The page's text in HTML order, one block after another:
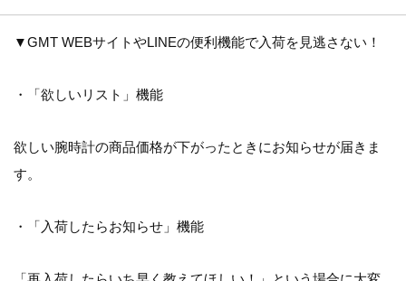
▼GMT WEBサイトやLINEの便利機能で入荷を見逃さない！
・「欲しいリスト」機能
欲しい腕時計の商品価格が下がったときにお知らせが届きま
す。
・「入荷したらお知らせ」機能